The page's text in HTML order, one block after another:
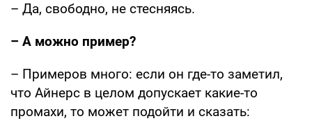
– Да, свободно, не стесняясь.
– А можно пример?
– Примеров много: если он где-то заметил,
что Айнерс в целом допускает какие-то
промахи, то может подойти и сказать: